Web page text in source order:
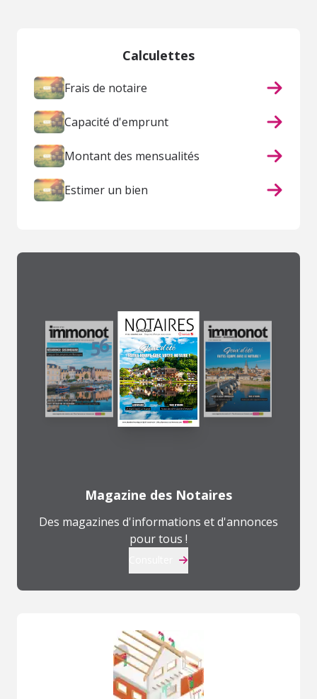
Calculettes
Frais de notaire
Capacité d'emprunt
Montant des mensualités
Estimer un bien
Magazine des Notaires
Des magazines d'informations et d'annonces
pour tous !